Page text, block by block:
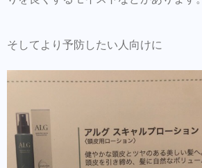
そしてより予防したい人向けに